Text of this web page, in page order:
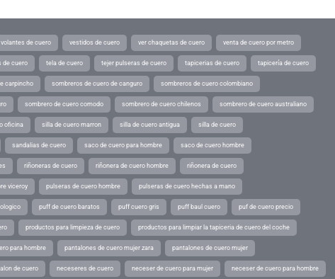
volantes de cuero vestidos de cuero ver chaquetas de cuero venta de cuero por metro
de cuero tela de cuero tejer pulseras de cuero tapicerias de cuero tapicería de cuero
carpincho sombreros de cuero de canguro sombreros de cuero colombiano
sombrero de cuero comodo sombrero de cuero chilenos sombrero de cuero australiano
oficina silla de cuero marron silla de cuero antigua silla de cuero
sandalias de cuero saco de cuero para hombre saco de cuero hombre
riñoneras de cuero riñonera de cuero hombre riñonera de cuero
viceroy pulseras de cuero hombre pulseras de cuero hechas a mano
puff de cuero baratos puff cuero gris puff baul cuero puf de cuero precio
productos para limpieza de cuero productos para limpiar la tapiceria de cuero del coche
para hombre pantalones de cuero mujer zara pantalones de cuero mujer
de cuero neceseres de cuero neceser de cuero para mujer neceser de cuero para hombre